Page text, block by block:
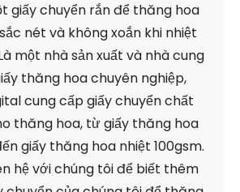
giấy chuyển rắn để thăng hoa
nét và không xoắn khi nhiệt
một nhà sản xuất và nhà cung
thăng hoa chuyên nghiệp,
cung cấp giấy chuyển chất
thăng hoa, từ giấy thăng hoa
giấy thăng hoa nhiệt 100gsm.
hệ với chúng tôi để biết thêm